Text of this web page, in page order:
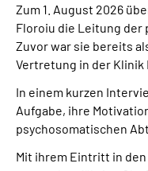
Zum 1. August 2026
Floroiu die Leitung der
Zuvor war sie bereits
Vertretung in der Klinik
In einem kurzen
Aufgabe, ihre
psychosomatischen
Mit ihrem Eintritt in